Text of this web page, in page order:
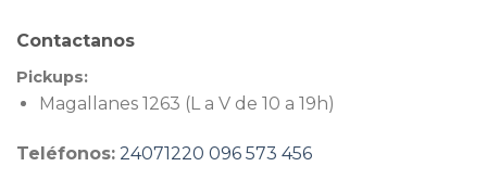
Contactanos
Pickups:
Magallanes 1263 (L a V de 10 a 19h)
Teléfonos: 24071220 096 573 456